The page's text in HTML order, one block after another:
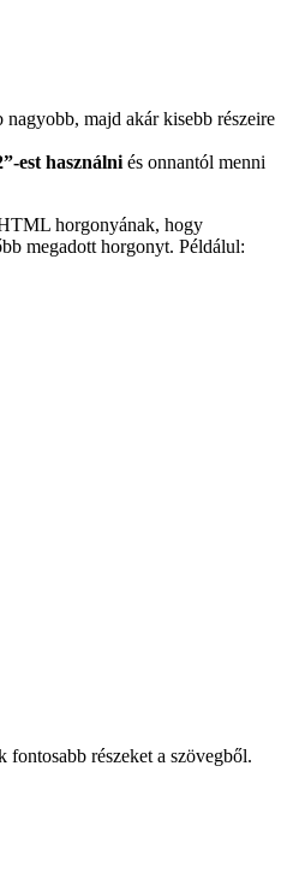
majd akár kisebb részeire
est használni és onnantól menni
horgonyának, hogy
megadott horgonyt. Példálul:
részeket a szövegből.